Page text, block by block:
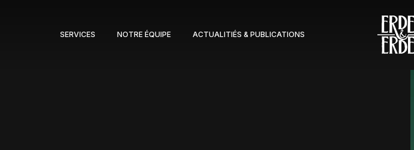
SERVICES NOTRE ÉQUIPE ACTUALITIÉS & PUBLICATIONS